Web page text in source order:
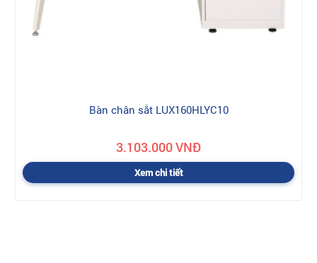
Bàn chân sắt LUX160HLYC10
3.103.000 VNĐ
Xem chi tiết